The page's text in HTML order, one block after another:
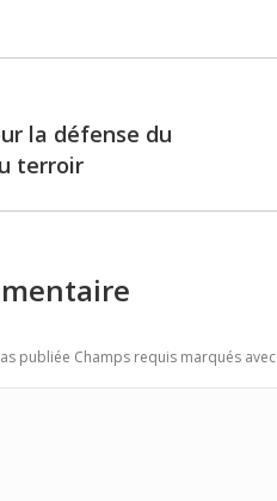
la défense du
terroir
publiée Champs requis marqués avec